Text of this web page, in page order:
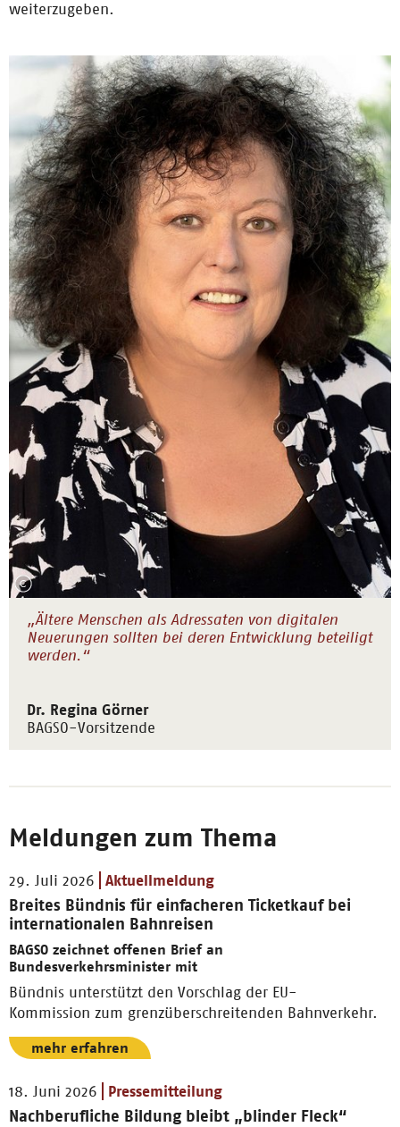
weiterzugeben.
„Ältere Menschen als Adressaten von digitalen
Neuerungen sollten bei deren Entwicklung beteiligt
werden.“
Dr. Regina Görner
BAGSO-Vorsitzende
Meldungen zum Thema
29. Juli 2026 Aktuellmeldung
Breites Bündnis für einfacheren Ticketkauf bei
internationalen Bahnreisen
BAGSO zeichnet offenen Brief an
Bundesverkehrsminister mit
Bündnis unterstützt den Vorschlag der EU-
Kommission zum grenzüberschreitenden Bahnverkehr.
mehr erfahren
18. Juni 2026 Pressemitteilung
Nachberufliche Bildung bleibt „blinder Fleck“